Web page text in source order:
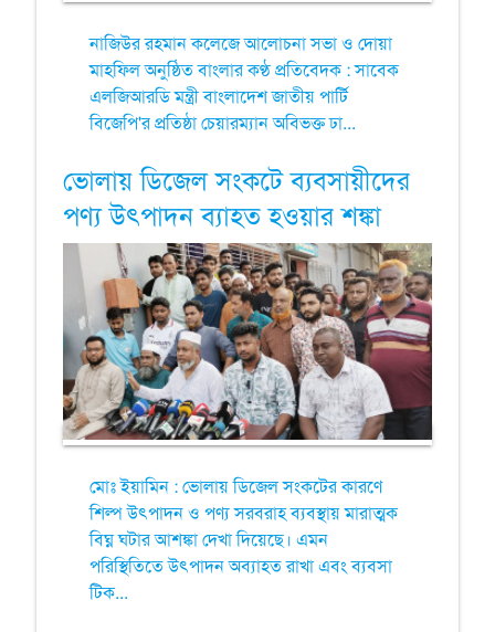
নাজিউর রহমান কলেজে আলোচনা সভা ও দোয়া
মাহফিল অনুষ্ঠিত বাংলার কণ্ঠ প্রতিবেদক : সাবেক
এলজিআরডি মন্ত্রী বাংলাদেশ জাতীয় পার্টি
বিজেপি'র প্রতিষ্ঠা চেয়ারম্যান অবিভক্ত ঢা...
ভোলায় ডিজেল সংকটে ব্যবসায়ীদের
পণ্য উৎপাদন ব্যাহত হওয়ার শঙ্কা
মোঃ ইয়ামিন : ভোলায় ডিজেল সংকটের কারণে
শিল্প উৎপাদন ও পণ্য সরবরাহ ব্যবস্থায় মারাত্মক
বিঘ্ন ঘটার আশঙ্কা দেখা দিয়েছে। এমন
পরিস্থিতিতে উৎপাদন অব্যাহত রাখা এবং ব্যবসা
টিক...